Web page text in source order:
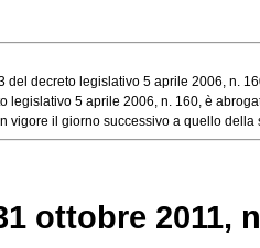
decreto legislativo 5 aprile 2006, n.
5 aprile 2006, n. 160, è
il giorno successivo a quello della
ottobre 2011,